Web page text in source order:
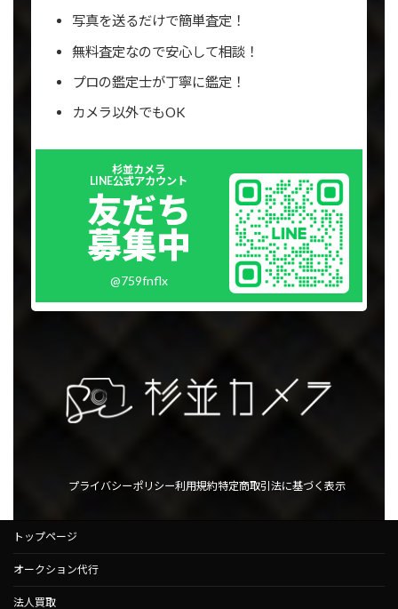
写真を送るだけで簡単査定！
無料査定なので安心して相談！
プロの鑑定士が丁寧に鑑定！
カメラ以外でもOK
杉並カメラ
LINE公式アカウント
友だち
募集中
@759fnflx
プライバシーポリシー利用規約特定商取引法に基づく表示
トップページ
オークション代行
法人買取